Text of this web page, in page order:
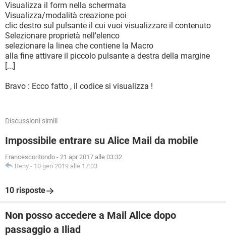
Visualizza il form nella schermata
Visualizza/modalità creazione poi
clic destro sul pulsante il cui vuoi visualizzare il contenuto
Selezionare proprietà nell'elenco
selezionare la linea che contiene la Macro
alla fine attivare il piccolo pulsante a destra della margine
[...]
Bravo : Ecco fatto , il codice si visualizza !
Discussioni simili
Impossibile entrare su Alice Mail da mobile
Francescoritondo - 21 apr 2017 alle 03:32
Reny - 10 gen 2019 alle 17:03
10 risposte
Non posso accedere a Mail Alice dopo
passaggio a Iliad